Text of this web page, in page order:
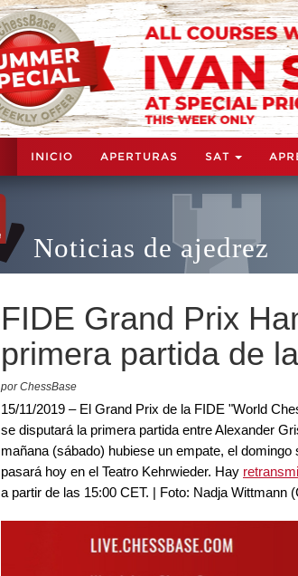
INICIO APERTURAS SAT
Noticias de ajedrez
FIDE Grand Prix
primera partida de
por ChessBase
15/11/2019 – El Grand Prix de la FIDE "World
se disputará la primera partida entre Alexander
mañana (sábado) hubiese un empate, el
pasará hoy en el Teatro Kehrwieder. Hay
a partir de las 15:00 CET. | Foto: Nadja Wittmann